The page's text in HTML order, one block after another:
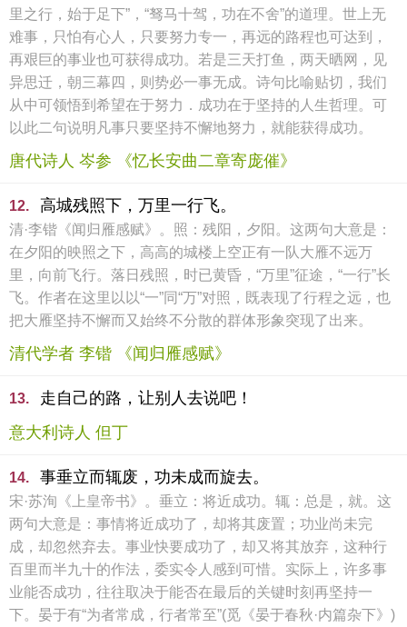
里之行，始于足下”，“驽马十驾，功在不舍”的道理。世上无
难事，只怕有心人，只要努力专一，再远的路程也可达到，
再艰巨的事业也可获得成功。若是三天打鱼，两天晒网，见
异思迁，朝三幕四，则势必一事无成。诗句比喻贴切，我们
从中可领悟到希望在于努力．成功在于坚持的人生哲理。可
以此二句说明凡事只要坚持不懈地努力，就能获得成功。
唐代诗人 岑参 《忆长安曲二章寄庞催》
12. 高城残照下，万里一行飞。
清·李锴《闻归雁感赋》。照：残阳，夕阳。这两句大意是：
在夕阳的映照之下，高高的城楼上空正有一队大雁不远万
里，向前飞行。落日残照，时已黄昏，“万里”征途，“一行”长
飞。作者在这里以以“一”同“万”对照，既表现了行程之远，也
把大雁坚持不懈而又始终不分散的群体形象突现了出来。
清代学者 李锴 《闻归雁感赋》
13.
走自己的路，让别人去说吧！
意大利诗人 但丁
14. 事垂立而辄废，功未成而旋去。
宋·苏洵《上皇帝书》。垂立：将近成功。辄：总是，就。这
两句大意是：事情将近成功了，却将其废置；功业尚未完
成，却忽然弃去。事业快要成功了，却又将其放弃，这种行
百里而半九十的作法，委实令人感到可惜。实际上，许多事
业能否成功，往往取决于能否在最后的关键时刻再坚持一
下。晏于有“为者常成，行者常至”(觅《晏于春秋·内篇杂下》)